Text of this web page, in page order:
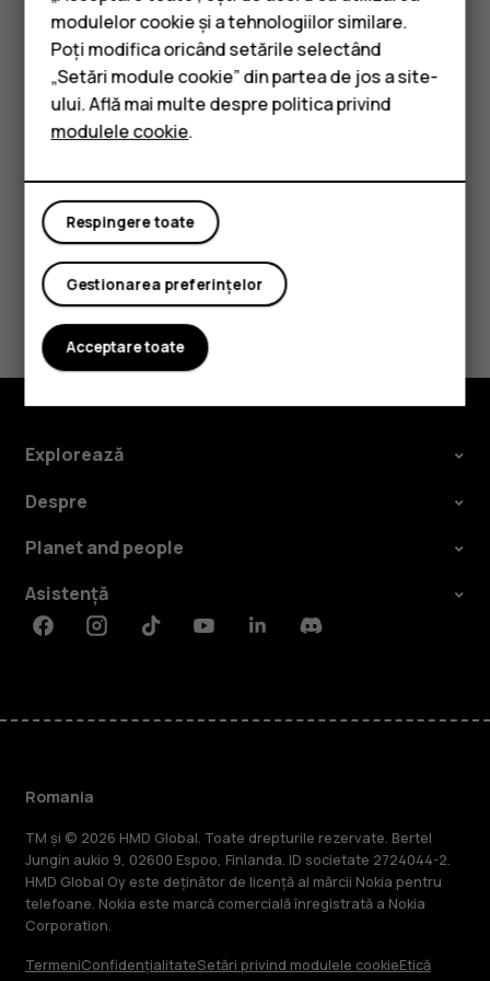
Smartphone-uri
Telefoane clasice
Accesorii
Tablete
AtingețiMesaje.
Atingeți mesajul la care doriți să răspundeți.
Scrieți răspunsul în caseta pentru text de sub mesaj
și atingețisend.
Considerați utile aceste informații?
Da Nu
Explorează
Despre
Planet and people
Asistență
FacebookInstagramTiktokYoutubeLinkedinDiscord
Romania
TM și © 2026 HMD Global. Toate drepturile rezervate. Bertel
Jungin aukio 9, 02600 Espoo, Finlanda. ID societate 2724044-2.
HMD Global Oy este deținător de licență al mărcii Nokia pentru
telefoane. Nokia este marcă comercială înregistrată a Nokia
Corporation.
TermeniConfidențialitateSetări privind modulele cookieEtică
modulelor cookie și a tehnologiilor similare.
Poți modifica oricând setările selectând
„Setări module cookie” din partea de jos a site-
ului. Află mai multe despre politica privind
modulele cookie.
Respingere toate
Gestionarea preferințelor
Acceptare toate